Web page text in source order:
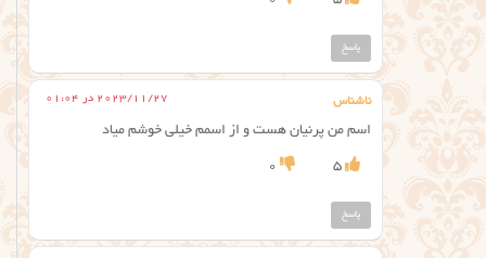
پاسخ
ناشناس 2023/11/27 در 01:04
اسم من پرنیان هست و از اسمم خیلی خوشم میاد
5
0
پاسخ